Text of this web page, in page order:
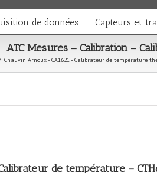
de données Capteurs et
ATC Mesures – Calibration –
Chauvin Arnoux - CA1621 - Calibrateur de température
de température –